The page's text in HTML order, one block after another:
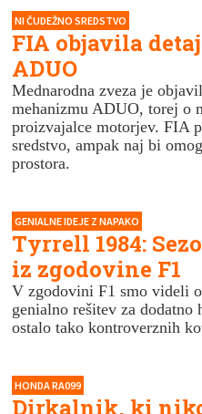
NI ČUDEŽNO SREDSTVO
FIA objavila
ADUO
Mednarodna zveza je
mehanizmu ADUO, torej o
proizvajalce motorjev. FIA
sredstvo, ampak naj bi
prostora.
GENIALNE IDEJE Z NAPAKO
Tyrrell 1984:
iz zgodovine F1
V zgodovini F1 smo videli
genialno rešitev za
ostalo tako kontroverznih
HONDA RA099
Dirkalnik, ki